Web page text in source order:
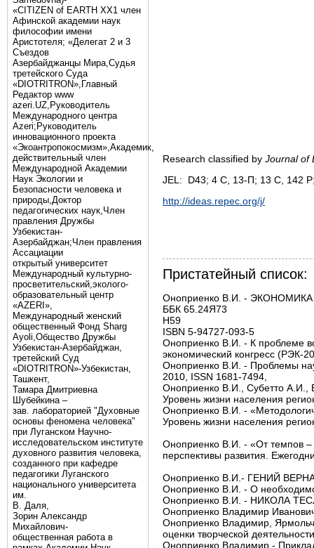
«CITIZEN of EARTH XX1 член
Афинской академии наук
философии имени
Аристотеля; «Делегат 2 и 3
Съездов
Азербайджанцы Мира,Судья
третейского Суда
«DIOTRITRON»,Главный
Редактор www
azeri.UZ,Руководитель
Международного центра
Аzeri;Руководитель
инновационного проекта
«Экоантропокосмизм»,Академик,
действительный член
Международной Академии
Наук Экологии и
Безопасности человека и
природы,Доктор
педагогических наук,Член
правления Дружбы
Узбекистан-
Азербайджан;Член правления
Ассациации
открытый университет
Международный культурно-
просветительский,эколого-
образовательный центр
«AZERI»,
Mеждународный женский
общественный Фонд Sharg
Аyoli,Общество Дружбы
Узбекистан-Азербайджан,
третейский Суд
«DIOTRITRON»-Узбекистан,
Ташкент,
Тамара Дмитриевна
Шубейкина –
зав. лабораторией "Духовные
основы феномена человека"
при Луганском Научно-
исследовательском институте
духовного развития человека,
созданного при кафедре
педагогики Луганского
национального университета
им.
В. Даля,
Зорин Александр
Михайлович-
общественная работа в
Research classified by Journal of
JEL: D43; 4 C, 13-П; 13 C, 142
http://ideas.repec.org/j/
Пристатейный список:
Оноприенко В.И. -
ББК 65.24Я73
Н59
ISBN 5-94727-093-5
Оноприенко В.И. - К проблеме
экономический конгресс (РЭК-
Оноприенко В.И. - Проблемы
2010, ISSN 1681-7494,
Оноприенко В.И., Субетто А.И.,
Уровень жизни населения
Оноприенко В.И. -
Уровень жизни населения
Оноприенко В.И. - «От темпов –
перспективы развития.
Оноприенко В.И.- ГЕНИЙ
Оноприенко В.И. - О
Оноприенко В.И. - НИКОЛА
Оноприенко Владимир
Оноприенко Владимир,
оценки творческой
Оноприенко Владимир -